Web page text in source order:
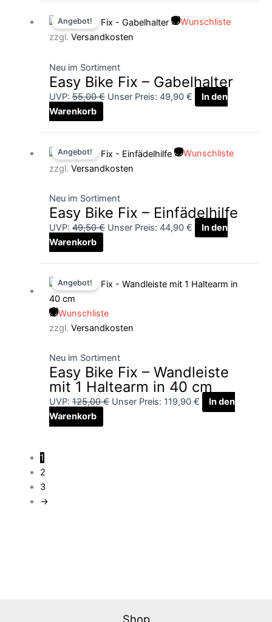
Angebot!
Wunschliste
zzgl. Versandkosten
Neu im Sortiment
Easy Bike Fix – Gabelhalter
UVP: 55,00€
Preis
war:
Unser Preis: 49,90 €
Preis
In den
Warenkorb
Angebot!
Wunschliste
zzgl. Versandkosten
Neu im Sortiment
Easy Bike Fix – Einfädelhilfe
UVP: 49,50€
Preis
war:
Unser Preis: 44,90 €
Preis
In den
Warenkorb
Angebot!
Wunschliste
zzgl. Versandkosten
Neu im Sortiment
Easy Bike Fix – Wandleiste
mit 1 Haltearm in 40 cm
UVP: 125,00€
Preis
Unser Preis: 119,90 €
Preis
In den
Warenkorb
1
2
3
→
Shop